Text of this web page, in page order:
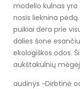
modelio kulnas
nosis lieknina
puikiai dera prie
dalies šone
ekologiškos odos.
aukštakulnių
audinys ~Dirbtinė